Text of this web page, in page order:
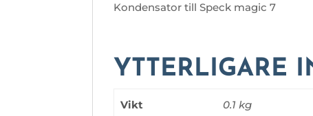
Kondensator till Speck magic 7
YTTERLIGARE
Vikt 0.1 kg